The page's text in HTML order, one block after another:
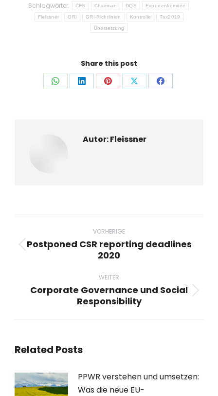
Schlagwörter:
CFS Chairman DQS Expertenkomitee
Fleissner GRI GRI-Richtlinien Kontrolle Tax2019
Übersetzung
Share this post
Auf
Auf
Auf
Auf
Auf
Autor:Fleissner
VORHERIGE
Vorheriger
Postponed CSR reporting deadlines
2020
WEITER
Nächster
Beitrag:
Corporate Governance und Social
Responsibility
Related Posts
PPWR verstehen und umsetzen:
Was die neue EU-